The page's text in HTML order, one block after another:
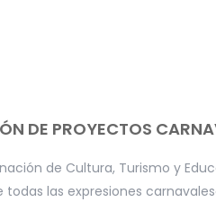
DE PROYECTOS
de Cultura, Turismo y
todas las expresiones